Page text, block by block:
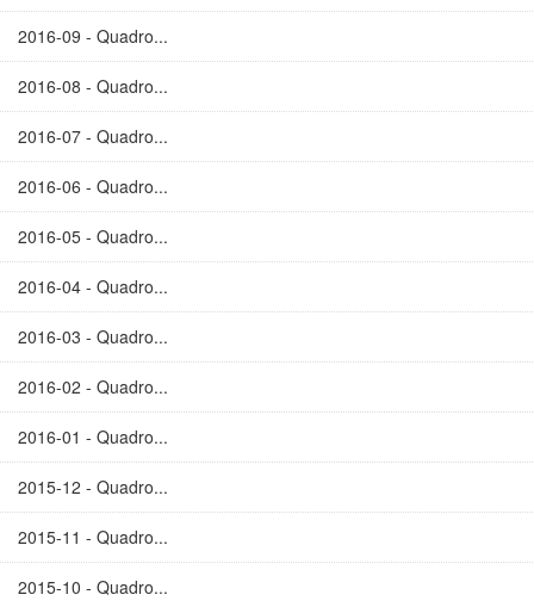
2016-09 - Quadro...
2016-08 - Quadro...
2016-07 - Quadro...
2016-06 - Quadro...
2016-05 - Quadro...
2016-04 - Quadro...
2016-03 - Quadro...
2016-02 - Quadro...
2016-01 - Quadro...
2015-12 - Quadro...
2015-11 - Quadro...
2015-10 - Quadro...